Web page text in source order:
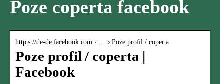
Poze coperta facebook
http s://de-de.facebook.com › … › Poze profil / coperta
Poze profil / coperta |
Facebook